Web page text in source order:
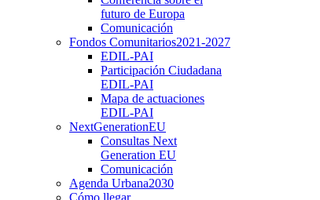
futuro de Europa
Comunicación
Fondos Comunitarios2021-2027
EDIL-PAI
Participación Ciudadana
EDIL-PAI
Mapa de actuaciones
EDIL-PAI
NextGenerationEU
Consultas Next
Generation EU
Comunicación
Agenda Urbana2030
Cómo llegar